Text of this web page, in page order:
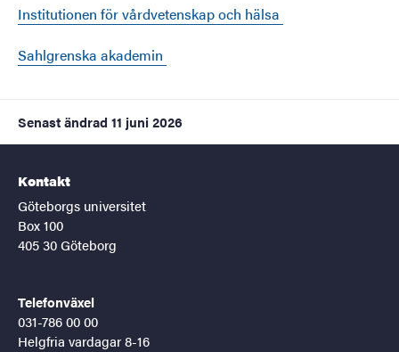
Institutionen för vårdvetenskap och hälsa
Sahlgrenska akademin
Senast ändrad 11 juni 2026
Kontakt
Göteborgs universitet
Box 100
405 30 Göteborg
Telefonväxel
031-786 00 00
Helgfria vardagar 8-16